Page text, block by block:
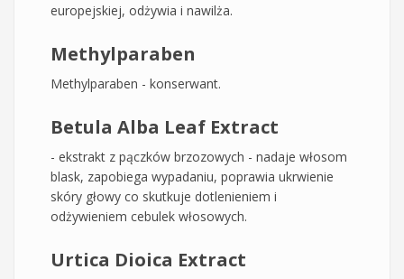
europejskiej, odżywia i nawilża.
Methylparaben
Methylparaben - konserwant.
Betula Alba Leaf Extract
- ekstrakt z pączków brzozowych - nadaje włosom
blask, zapobiega wypadaniu, poprawia ukrwienie
skóry głowy co skutkuje dotlenieniem i
odżywieniem cebulek włosowych.
Urtica Dioica Extract